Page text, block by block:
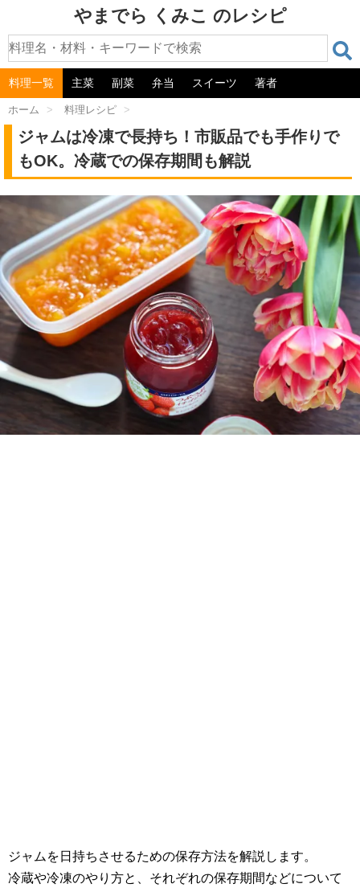
やまでら くみこ のレシピ
料理一覧 主菜 副菜 弁当 スイーツ 著者
ホーム > 料理レシピ >
ジャムは冷凍で長持ち！市販品でも手作りで
もOK。冷蔵での保存期間も解説
ジャムを日持ちさせるための保存方法を解説します。
冷蔵や冷凍のやり方と、それぞれの保存期間などについて